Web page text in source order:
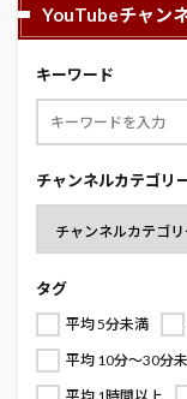
YouTubeチャン
キーワード
チャンネルカテゴリ
タグ
平均 5分未満
平均 10分～30分